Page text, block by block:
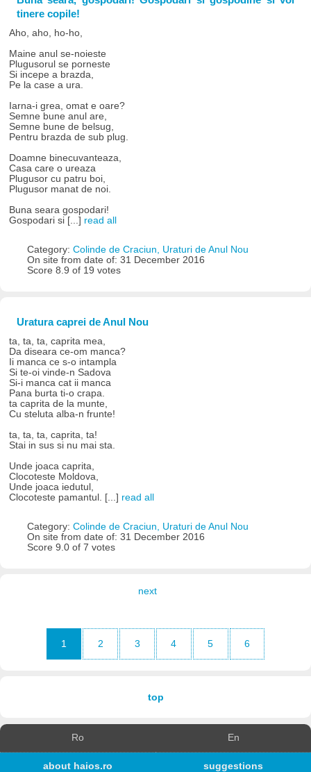
tinere copile!
Aho, aho, ho-ho,
Maine anul se-noieste
Plugusorul se porneste
Si incepe a brazda,
Pe la case a ura.
Iarna-i grea, omat e oare?
Semne bune anul are,
Semne bune de belsug,
Pentru brazda de sub plug.
Doamne binecuvanteaza,
Casa care o ureaza
Plugusor cu patru boi,
Plugusor manat de noi.
Buna seara gospodari!
Gospodari si [...] read all
Category: Colinde de Craciun, Uraturi de Anul Nou
On site from date of: 31 December 2016
Score 8.9 of 19 votes
Uratura caprei de Anul Nou
ta, ta, ta, caprita mea,
Da diseara ce-om manca?
Ii manca ce s-o intampla
Si te-oi vinde-n Sadova
Si-i manca cat ii manca
Pana burta ti-o crapa.
ta caprita de la munte,
Cu steluta alba-n frunte!
ta, ta, ta, caprita, ta!
Stai in sus si nu mai sta.
Unde joaca caprita,
Clocoteste Moldova,
Unde joaca iedutul,
Clocoteste pamantul. [...] read all
Category: Colinde de Craciun, Uraturi de Anul Nou
On site from date of: 31 December 2016
Score 9.0 of 7 votes
next
1 2 3 4 5 6
top
Ro En
about haios.ro suggestions